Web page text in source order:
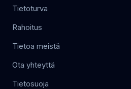
Tietoturva
Rahoitus
Tietoa meistä
Ota yhteyttä
Tietosuoja